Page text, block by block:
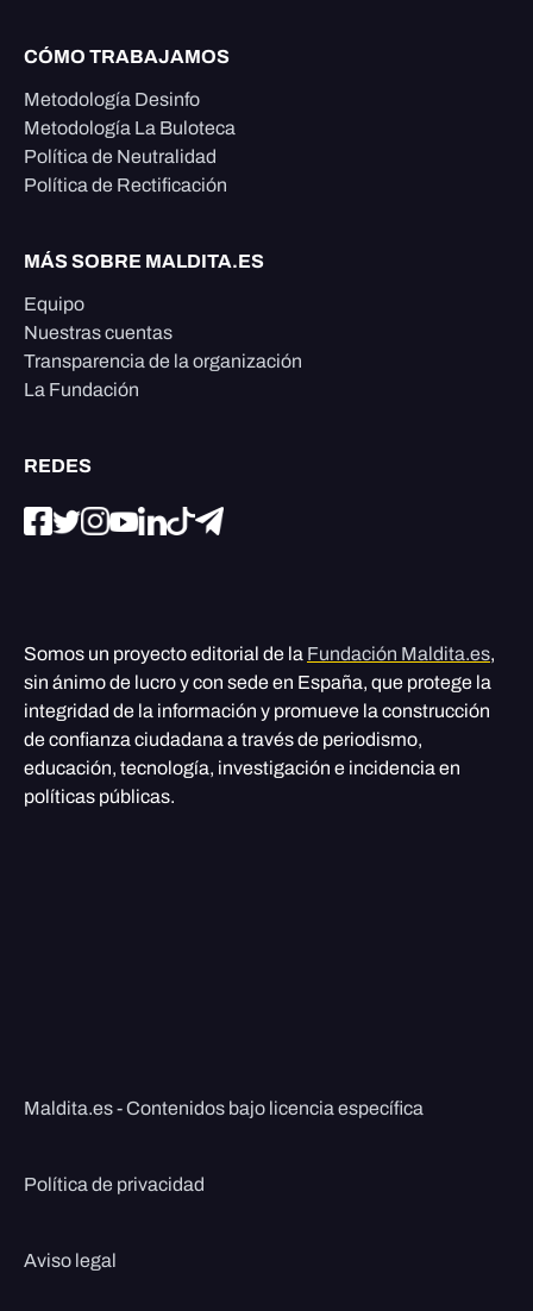
CÓMO TRABAJAMOS
Metodología Desinfo
Metodología La Buloteca
Política de Neutralidad
Política de Rectificación
MÁS SOBRE MALDITA.ES
Equipo
Nuestras cuentas
Transparencia de la organización
La Fundación
REDES
Somos un proyecto editorial de la Fundación Maldita.es,
sin ánimo de lucro y con sede en España, que protege la
integridad de la información y promueve la construcción
de confianza ciudadana a través de periodismo,
educación, tecnología, investigación e incidencia en
políticas públicas.
Maldita.es - Contenidos bajo licencia específica
Política de privacidad
Aviso legal